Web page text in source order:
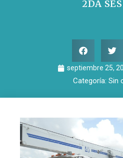
2DA
septiembre 25,
Categoría: Sin